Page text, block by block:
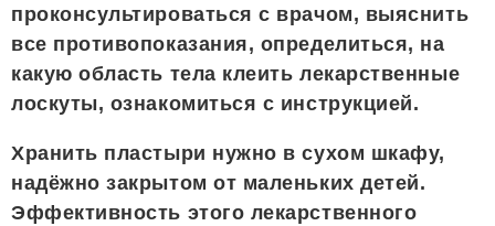
проконсультироваться с врачом, выяснить
все противопоказания, определиться, на
какую область тела клеить лекарственные
лоскуты, ознакомиться с инструкцией.
Хранить пластыри нужно в сухом шкафу,
надёжно закрытом от маленьких детей.
Эффективность этого лекарственного